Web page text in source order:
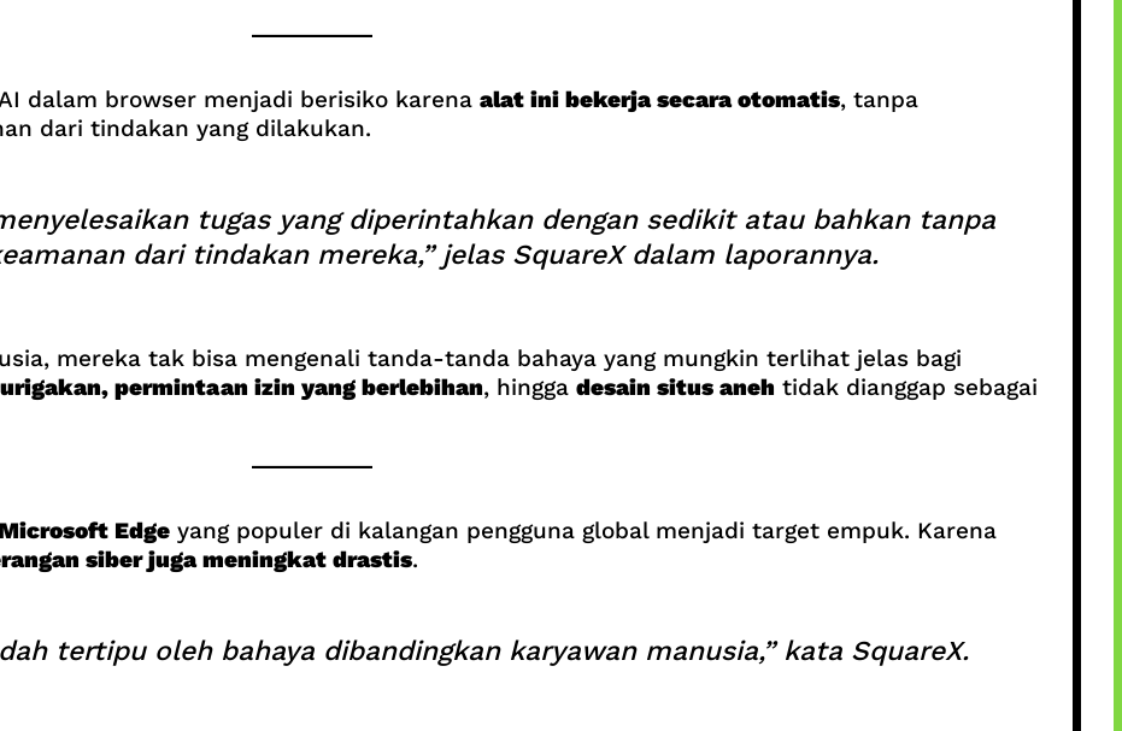
dalam browser menjadi berisiko karena alat ini bekerja secara otomatis, tanpa
dari tindakan yang dilakukan.
tugas yang diperintahkan dengan sedikit atau bahkan tanpa
dari tindakan mereka,” jelas SquareX dalam laporannya.
mereka tak bisa mengenali tanda-tanda bahaya yang mungkin terlihat jelas bagi
permintaan izin yang berlebihan, hingga desain situs aneh tidak dianggap sebagai
Microsoft Edgeyang populer di kalangan pengguna global menjadi target empuk. Karena
siber juga meningkat drastis.
tertipu oleh bahaya dibandingkan karyawan manusia,” kata SquareX.